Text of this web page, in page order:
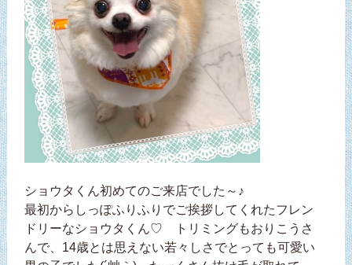
ショウタくん初めてのご来店でした～♪
最初からしっぽふりふりでご挨拶してくれたフレン
ドリーなショウタくん♡ トリミングもおりこうさ
んで、14歳とは思えない若々しさでとっても可愛い